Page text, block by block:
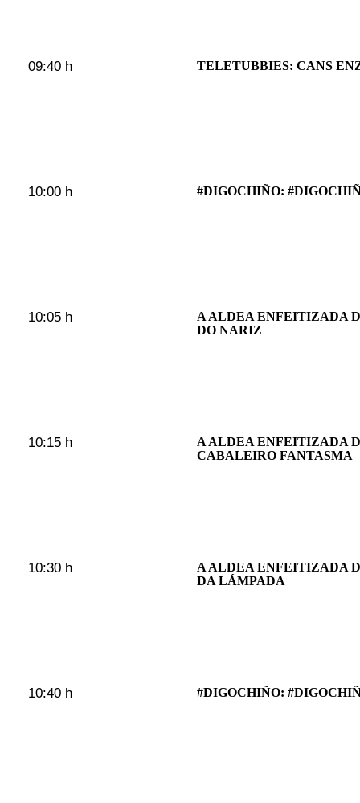
09:40 h TELETUBBIES: CANS
10:00 h #DIGOCHIÑO:
10:05 h
A ALDEA ENFEITIZADA
DO NARIZ
10:15 h
A ALDEA ENFEITIZADA
CABALEIRO FANTASMA
10:30 h
A ALDEA ENFEITIZADA
DA LÁMPADA
10:40 h #DIGOCHIÑO: